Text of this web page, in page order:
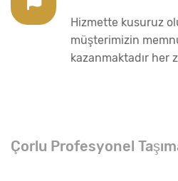
Hizmette kusuruz
müşterimizin
kazanmaktadır her
Çorlu Profesyonel